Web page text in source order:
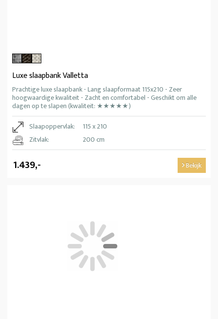
Luxe slaapbank Valletta
Prachtige luxe slaapbank - Lang slaapformaat 115x210 - Zeer
hoogwaardige kwaliteit - Zacht en comfortabel - Geschikt om alle
dagen op te slapen (kwaliteit: ★★★★★)
Slaapoppervlak:
115 x 210
Zitvlak:
200 cm
1.439,- Bekijk